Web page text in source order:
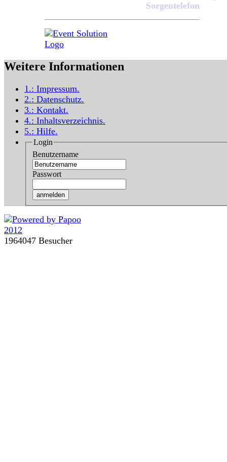
Sorgentelefon
Weitere Informationen
1.: Impressum.
2.: Datenschutz.
3.: Kontakt.
4.: Inhaltsverzeichnis.
5.: Hilfe.
Login
Benutzername
Passwort
1964047 Besucher